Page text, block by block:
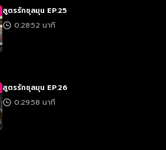
สูตรรักชุลมุน EP.25
0:28:52 นาที
สูตรรักชุลมุน EP.26
0:29:58 นาที